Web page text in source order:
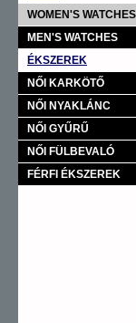
WOMEN'S WATCHES
MEN'S WATCHES
ÉKSZEREK
NŐI KARKÖTŐ
NŐI NYAKLÁNC
NŐI GYŰRŰ
NŐI FÜLBEVALÓ
FÉRFI ÉKSZEREK